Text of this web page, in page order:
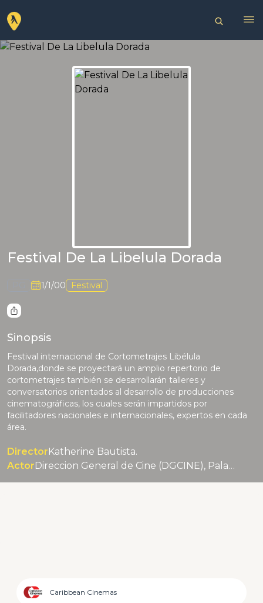
Festival De La Libelula Dorada
1/1/00 Festival
Sinopsis
Festival internacional de Cortometrajes Libélula
Dorada,donde se proyectará un amplio repertorio de
cortometrajes también se desarrollarán talleres y
conversatorios orientados al desarrollo de producciones
cinematográficas, los cuales serán impartidos por
facilitadores nacionales e internacionales, expertos en cada
área.
DirectorKatherine Bautista.
Actor
Direccion General de Cine (DGCINE), Palacio del Cine y La Fundación Integral de Ayuda y Solidaridad (FIAS)..
Caribbean Cinemas